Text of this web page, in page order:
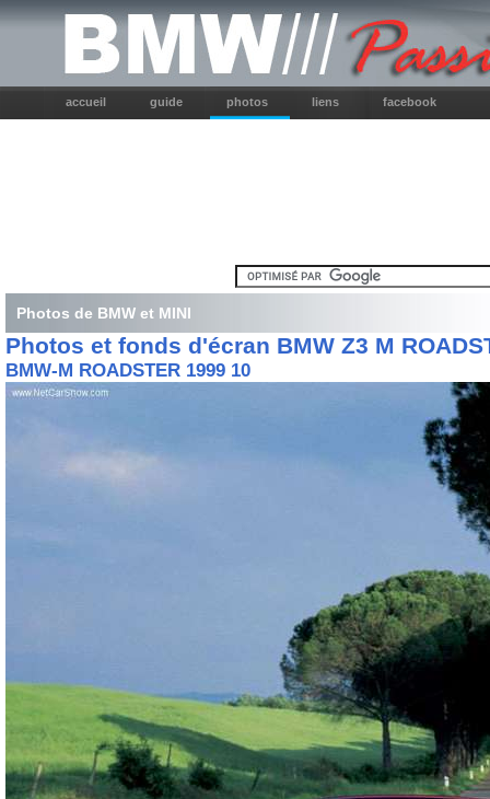
accueil guide photos liens facebook
Photos de BMW et MINI
Photos et fonds d'écran BMW Z3 M
BMW-M ROADSTER 1999 10